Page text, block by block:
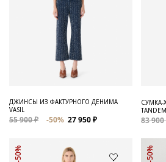
ДЖИНСЫ ИЗ ФАКТУРНОГО ДЕНИМА
VASIL
55 900 ₽ -50% 27 950 ₽
СУМКА-
83 900
-50% -50%